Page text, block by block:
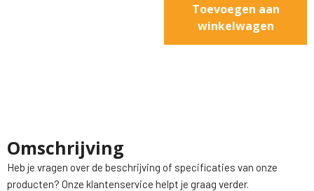
Toevoegen aan
winkelwagen
Omschrijving
Heb je vragen over de beschrijving of specificaties van onze
producten? Onze klantenservice helpt je graag verder.